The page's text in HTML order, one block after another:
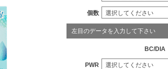
個数
左目のデータを入力して下さい
BC/DIA
PWR